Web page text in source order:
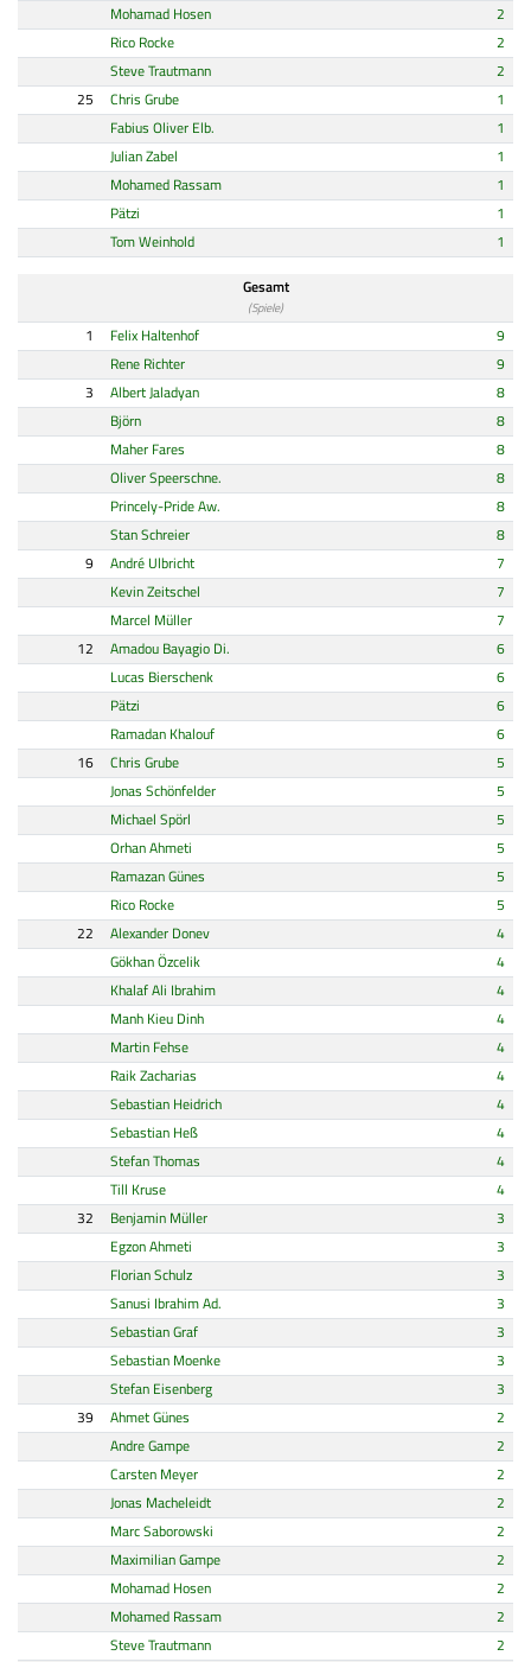
Mohamad Hosen
2
Rico Rocke
2
Steve Trautmann
2
25
Chris Grube
1
Fabius Oliver Elb.
1
Julian Zabel
1
Mohamed Rassam
1
Pätzi
1
Tom Weinhold
1
Gesamt
(Spiele)
1 Felix Haltenhof
9
Rene Richter
9
3
Albert Jaladyan
8
Björn
8
Maher Fares
8
Oliver Speerschne.
8
Princely-Pride Aw.
8
Stan Schreier
8
9
André Ulbricht
7
Kevin Zeitschel
7
Marcel Müller
7
12
Amadou Bayagio Di.
6
Lucas Bierschenk
6
Pätzi
6
Ramadan Khalouf
6
16
Chris Grube
5
Jonas Schönfelder
5
Michael Spörl
5
Orhan Ahmeti
5
Ramazan Günes
5
Rico Rocke
5
22
Alexander Donev
4
Gökhan Özcelik
4
Khalaf Ali Ibrahim
4
Manh Kieu Dinh
4
Martin Fehse
4
Raik Zacharias
4
Sebastian Heidrich
4
Sebastian Heß
4
Stefan Thomas
4
Till Kruse
4
32
Benjamin Müller
3
Egzon Ahmeti
3
Florian Schulz
3
Sanusi Ibrahim Ad.
3
Sebastian Graf
3
Sebastian Moenke
3
Stefan Eisenberg
3
39
Ahmet Günes
2
Andre Gampe
2
Carsten Meyer
2
Jonas Macheleidt
2
Marc Saborowski
2
Maximilian Gampe
2
Mohamad Hosen
2
Mohamed Rassam
2
Steve Trautmann
2